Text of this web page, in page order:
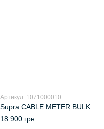
Артикул: 1071000010
Supra CABLE METER BULK
18 900 грн